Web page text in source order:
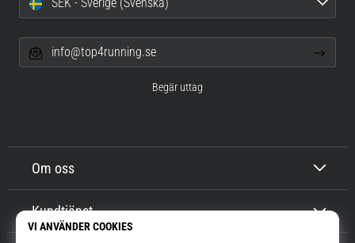
Om oss
Kundtjänst
info@top4running.se
Begär uttag